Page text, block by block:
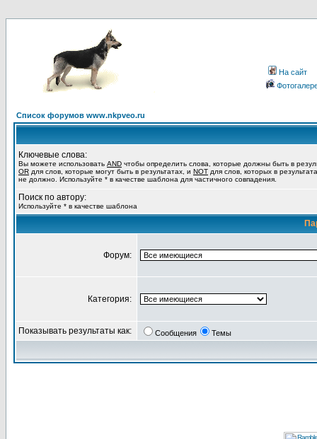
На сайт
Список форумов www.nkpveo.ru
Ключевые слова:
Вы можете использовать AND чтобы определить слова, которые должны быть в
OR для слов, которые могут быть в результатах, и NOT для слов, которых в
не должно. Используйте * в качестве шаблона для частичного совпадения.
Поиск по автору:
Используйте * в качестве шаблона
Форум:
Категория:
Показывать результаты как: Сообщения Темы